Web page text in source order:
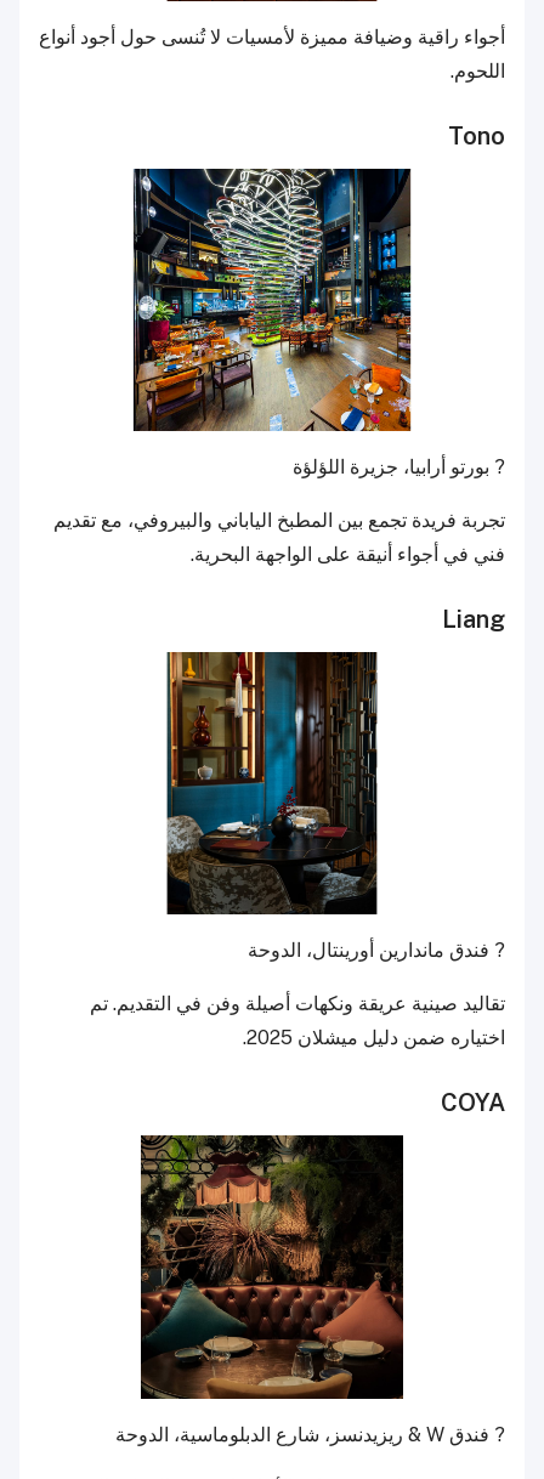
أجواء راقية وضيافة مميزة لأمسيات لا تُنسى حول أجود أنواع
اللحوم.
Tono
? بورتو أرابيا، جزيرة اللؤلؤة
تجربة فريدة تجمع بين المطبخ الياباني والبيروفي، مع تقديم
فني في أجواء أنيقة على الواجهة البحرية.
Liang
? فندق ماندارين أورينتال، الدوحة
تقاليد صينية عريقة ونكهات أصيلة وفن في التقديم. تم
اختياره ضمن دليل ميشلان 2025.
COYA
? فندق W & ريزيدنسز، شارع الدبلوماسية، الدوحة